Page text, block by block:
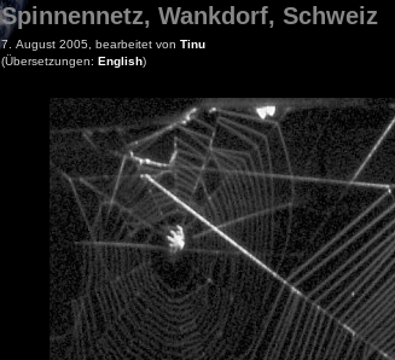
Spinnennetz, Wankdorf, Schweiz
7. August 2005, bearbeitet von Tinu
(Übersetzungen: English)